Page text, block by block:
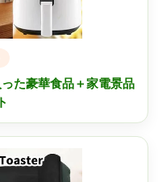
た豪華食品＋家電景品